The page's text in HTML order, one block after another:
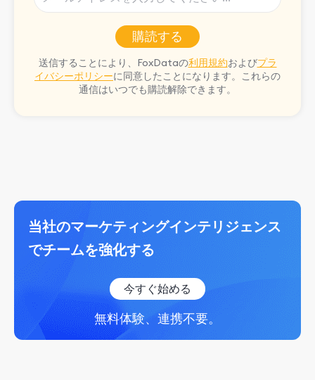
購読する
送信することにより、FoxDataの利用規約およびプラ
イバシーポリシーに同意したことになります。これらの
通信はいつでも購読解除できます。
当社のマーケティングインテリジェンス
でチームを強化する
今すぐ始める
無料体験、連携不要。